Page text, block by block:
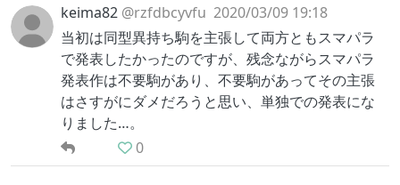
keima82 @rzfdbcyvfu 2020/03/09 19:18
当初は同型異持ち駒を主張して両方ともスマパラ
で発表したかったのですが、残念ながらスマパラ
発表作は不要駒があり、不要駒があってその主張
はさすがにダメだろうと思い、単独での発表にな
りました…。
0